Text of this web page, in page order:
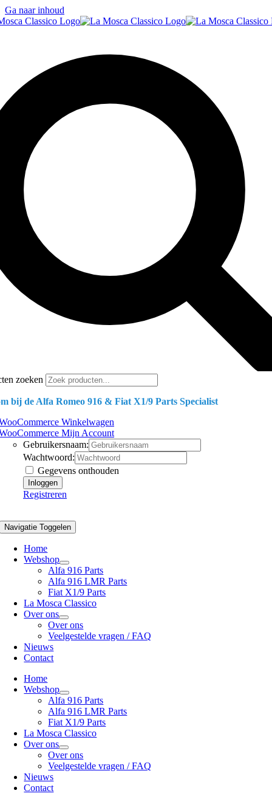
Ga naar inhoud
zoeken
bij de Alfa Romeo 916 & Fiat X1/9 Parts Specialist
Winkelwagen
Mijn Account
Gebruikersnaam:
Wachtwoord:
Gegevens onthouden
Registreren
Navigatie Toggelen
Home
Webshop
Alfa 916 Parts
Alfa 916 LMR Parts
Fiat X1/9 Parts
La Mosca Classico
Over ons
Over ons
Veelgestelde vragen / FAQ
Nieuws
Contact
Home
Webshop
Alfa 916 Parts
Alfa 916 LMR Parts
Fiat X1/9 Parts
La Mosca Classico
Over ons
Over ons
Veelgestelde vragen / FAQ
Nieuws
Contact